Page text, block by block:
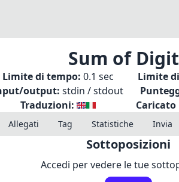
Sum of
Limite di tempo: 0.1 sec Limite
output: stdin / stdout
Traduzioni:
Caricato
Allegati Tag Statistiche Invia
Sottoposizioni
Accedi per vedere le tue